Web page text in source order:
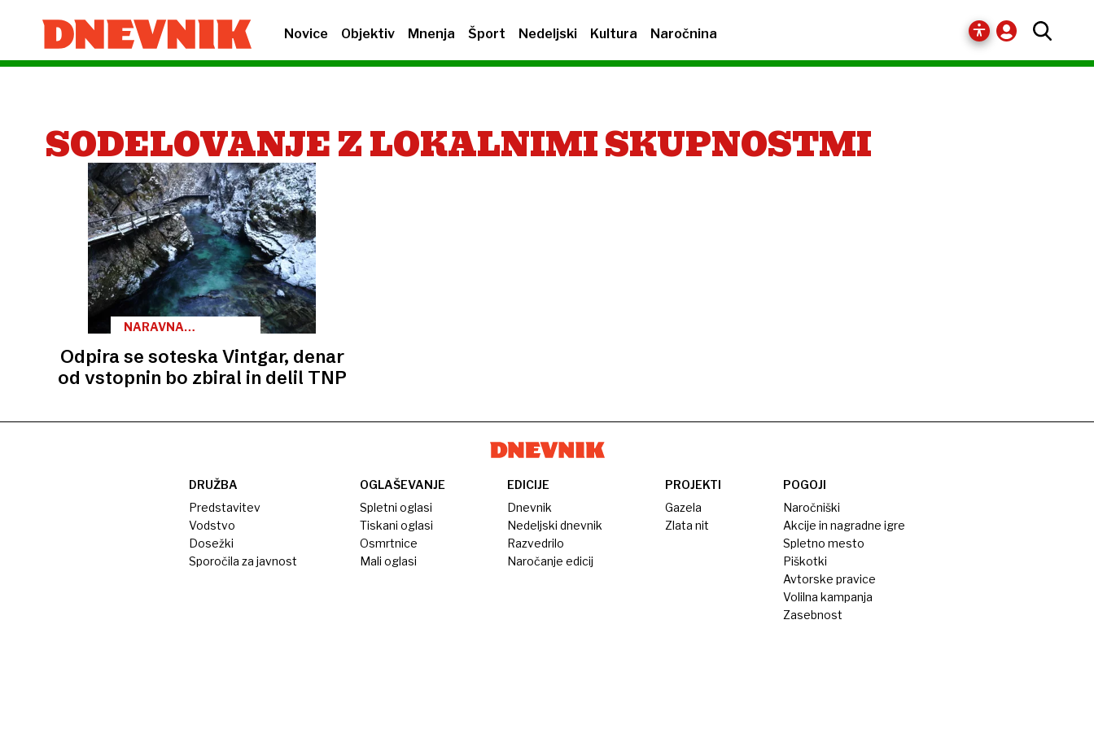
Novice Objektiv Mnenja Šport Nedeljski Kultura Naročnina
SODELOVANJE Z LOKALNIMI SKUPNOSTMI
NARAVNA
Odpira se soteska Vintgar, denar
od vstopnin bo zbiral in delil TNP
DRUŽBA
Predstavitev
Vodstvo
Dosežki
Sporočila za javnost
OGLAŠEVANJE
Spletni oglasi
Tiskani oglasi
Osmrtnice
Mali oglasi
EDICIJE
Dnevnik
Nedeljski dnevnik
Razvedrilo
Naročanje edicij
PROJEKTI
Gazela
Zlata nit
POGOJI
Naročniški
Akcije in nagradne igre
Spletno mesto
Piškotki
Avtorske pravice
Volilna kampanja
Zasebnost